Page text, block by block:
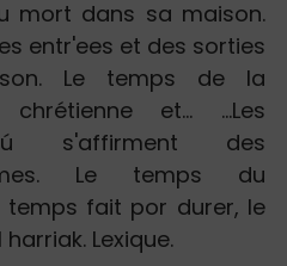
mort dans sa maison.
entr'ees et des sorties
Le temps de la
chrétienne et... ...Les
s'affirment des
Le temps du
temps fait por durer, le
Lexique.